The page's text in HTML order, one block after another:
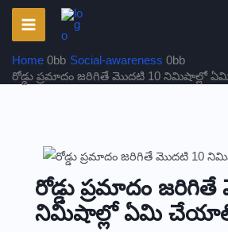
Skip
Home
Social-awareness
రోడ్డు ప్రమాదం జరిగితే మొదటి 10 నిమిషాల్లో
రోడ్డు ప్రమాదం
నిమిషాల్లో ఏమి